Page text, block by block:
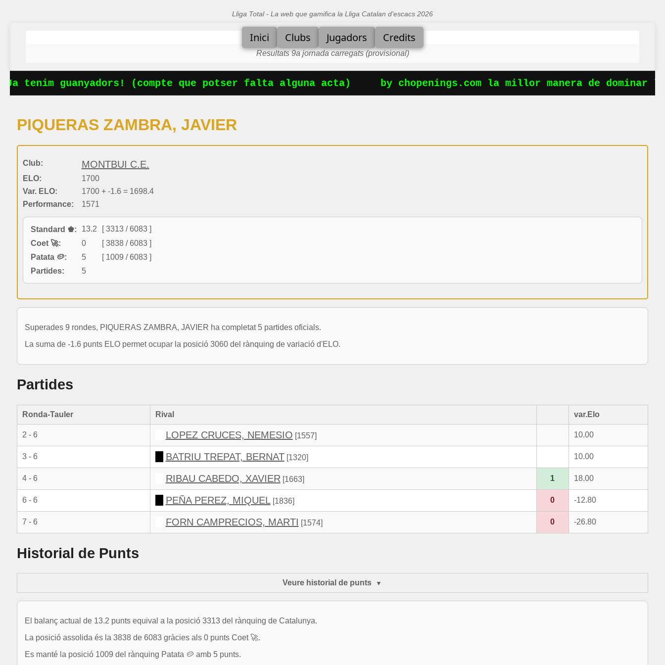
Lliga Total - La web que gamifica la Lliga Catalan d'escacs 2026
Inici Clubs Jugadors Credits
Resultats 9a jornada carregats (provisional)
tenim guanyadors! (compte que potser falta alguna acta) by chopenings.com la millor manera de dominar
PIQUERAS ZAMBRA, JAVIER
Club: MONTBUI C.E.
ELO:
1700
Var. ELO:
1700 + -1.6 = 1698.4
Performance:
1571
Standard ♚: 13.2
[ 3313 / 6083 ]
Coet 🚀:
0
[ 3838 / 6083 ]
Patata 🥔:
5
[ 1009 / 6083 ]
Partides:
5
Superades 9 rondes, PIQUERAS ZAMBRA, JAVIER ha completat 5 partides oficials.
La suma de -1.6 punts ELO permet ocupar la posició 3060 del rànquing de variació d'ELO.
Partides
Ronda-Tauler Rival var.Elo
2 - 6 LOPEZ CRUCES, NEMESIO [1557] 10.00
3 - 6 BATRIU TREPAT, BERNAT [1320] 10.00
4 - 6 RIBAU CABEDO, XAVIER [1663] 1 18.00
6 - 6 PEÑA PEREZ, MIQUEL[1836] 0 -12.80
7 - 6 FORN CAMPRECIOS, MARTI [1574] 0 -26.80
Historial de Punts
Veure historial de punts
El balanç actual de 13.2 punts equival a la posició 3313 del rànquing de Catalunya.
La posició assolida és la 3838 de 6083 gràcies als 0 punts Coet 🚀.
Es manté la posició 1009 del rànquing Patata 🥔 amb 5 punts.